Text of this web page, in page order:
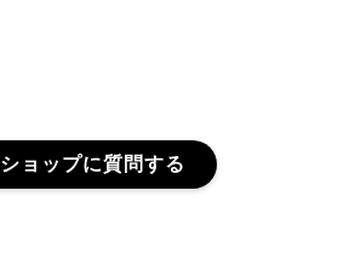
ショップに質問する